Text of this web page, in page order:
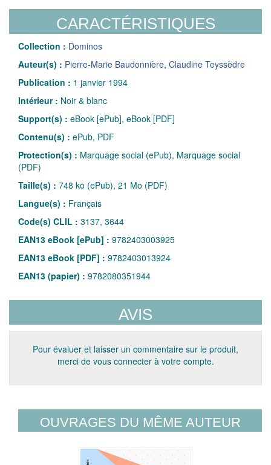
CARACTÉRISTIQUES
Collection : Dominos
Auteur(s) : Pierre-Marie Baudonnière, Claudine Teyssèdre
Publication : 1 janvier 1994
Intérieur : Noir & blanc
Support(s) : eBook [ePub], eBook [PDF]
Contenu(s) : ePub, PDF
Protection(s) : Marquage social (ePub), Marquage social
(PDF)
Taille(s) : 748 ko (ePub), 21 Mo (PDF)
Langue(s) : Français
Code(s) CLIL : 3137, 3644
EAN13 eBook [ePub] : 9782403003925
EAN13 eBook [PDF] : 9782403013924
EAN13 (papier) : 9782080351944
AVIS
Pour évaluer et laisser un commentaire sur le produit,
merci de vous connecter à votre compte.
OUVRAGES DU MÊME AUTEUR